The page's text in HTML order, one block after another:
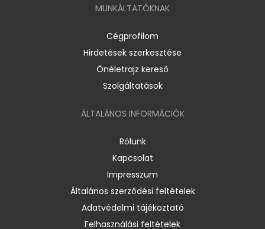
MUNKÁLTATÓKNAK
Cégprofilom
Hirdetések szerkesztése
Önéletrajz kereső
Szolgáltatások
ÁLTALÁNOS INFORMÁCIÓK
Rólunk
Kapcsolat
Impresszum
Általános szerződési feltételek
Adatvédelmi tájékoztató
Felhasználási feltételek